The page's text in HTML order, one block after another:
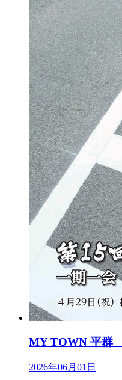
MY TOWN 平群
2026年06月01日